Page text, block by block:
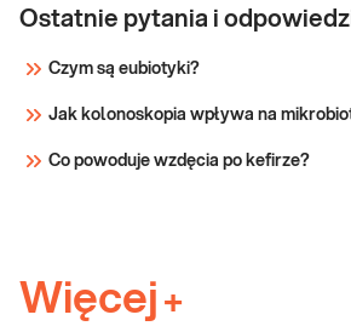
Ostatnie pytania i
Czym są eubiotyki?
Jak kolonoskopia wpływa na
Co powoduje wzdęcia po kefirze?
Więcej +